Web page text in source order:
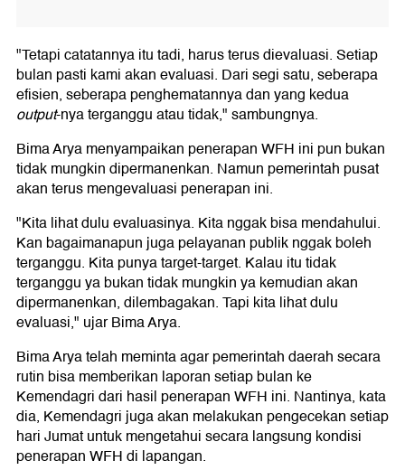
"Tetapi catatannya itu tadi, harus terus dievaluasi. Setiap
bulan pasti kami akan evaluasi. Dari segi satu, seberapa
efisien, seberapa penghematannya dan yang kedua
output-nya terganggu atau tidak," sambungnya.
Bima Arya menyampaikan penerapan WFH ini pun bukan
tidak mungkin dipermanenkan. Namun pemerintah pusat
akan terus mengevaluasi penerapan ini.
"Kita lihat dulu evaluasinya. Kita nggak bisa mendahului.
Kan bagaimanapun juga pelayanan publik nggak boleh
terganggu. Kita punya target-target. Kalau itu tidak
terganggu ya bukan tidak mungkin ya kemudian akan
dipermanenkan, dilembagakan. Tapi kita lihat dulu
evaluasi," ujar Bima Arya.
Bima Arya telah meminta agar pemerintah daerah secara
rutin bisa memberikan laporan setiap bulan ke
Kemendagri dari hasil penerapan WFH ini. Nantinya, kata
dia, Kemendagri juga akan melakukan pengecekan setiap
hari Jumat untuk mengetahui secara langsung kondisi
penerapan WFH di lapangan.